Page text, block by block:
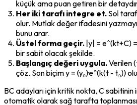
küçük ama puan getiren bir
Her iki tarafı integre et. Sol
olur. Mutlak değer ifadesini
bunu arar.
Üstel forma geçir. |y| = e^(kt+C)
bir sabit olacak şekilde.
Başlangıç değeri uygula. Verilen
çöz. Son biçim y = (y₀)·e^(k(t - t₀))
BC adayları için kritik nokta, C
otomatik olarak sağ tarafta